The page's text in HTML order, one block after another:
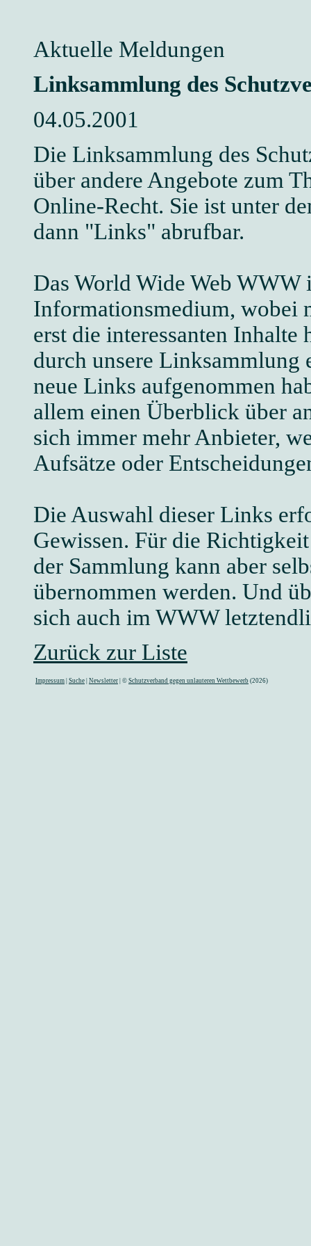
Aktuelle Meldungen
Linksammlung des
04.05.2001
Die Linksammlung des
über andere Angebote zum
Online-Recht. Sie ist unter
dann "Links" abrufbar.
Das World Wide Web
Informationsmedium, wobei
erst die interessanten Inhalte
durch unsere
neue Links aufgenommen
allem einen Überblick über
sich immer mehr Anbieter,
Aufsätze oder
Die Auswahl dieser Links
Gewissen. Für die
der Sammlung kann aber
übernommen werden. Und
sich auch im WWW
Zurück zur Liste
Impressum Suche Newsletter | © Schutzverband gegen unlauteren Wettbewerb (2026)